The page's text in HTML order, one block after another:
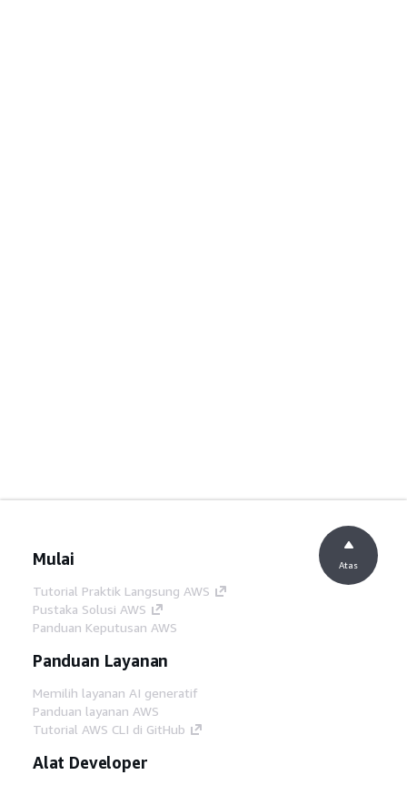
Mulai
Tutorial Praktik Langsung AWS
Pustaka Solusi AWS
Panduan Keputusan AWS
Panduan Layanan
Memilih layanan AI generatif
Panduan layanan AWS
Tutorial AWS CLI di GitHub
Alat Developer
Atas